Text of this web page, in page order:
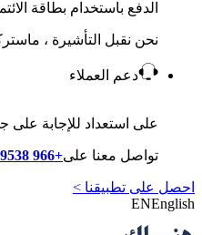
الدفع باستخدام بطاقة
نحن نقبل التأشيرة ،
دعم العملاء
على استعداد للإجابة على
تواصل معنا على+966 920009538
احصل على تطبيقنا >
ENEnglish